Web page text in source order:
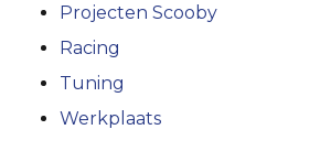
Projecten Scooby
Racing
Tuning
Werkplaats